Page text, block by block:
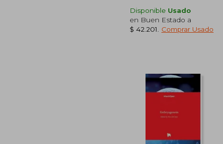
Disponible Usado
en Buen Estado a
$ 42.201
Comprar Usado